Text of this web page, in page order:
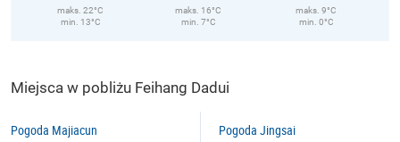
maks. 22°C
min. 13°C
maks. 16°C
min. 7°C
maks. 9°C
min. 0°C
Miejsca w pobliżu Feihang Dadui
Pogoda Majiacun Pogoda Jingsai